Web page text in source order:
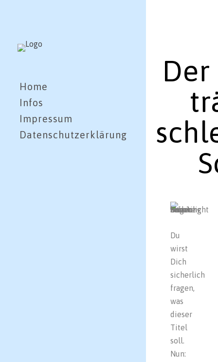
Home
Infos
Impressum
Datenschutzerklärung
Du
wirst
Dich
sicherlich
fragen,
was
dieser
Titel
soll.
Nun: